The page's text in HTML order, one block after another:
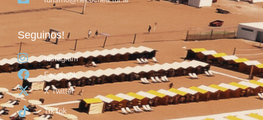
Seguinos!
Instagram
Facebook
X Twitter
TikTok